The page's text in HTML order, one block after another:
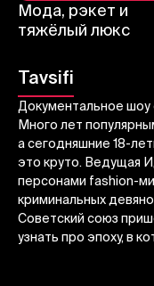
Мода, рэкет и
тяжёлый люкс
Tavsifi
Документальное шоу
Много лет
а сегодняшние 18-
это круто. Ведущая
персонами fashion-
криминальных
Советский союз
узнать про эпоху, в